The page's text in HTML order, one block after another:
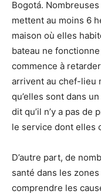
Bogotá.
mettent au moins 6
maison où elles
bateau ne
commence à
arrivent au chef-lieu
qu’elles sont dans
dit qu’il n’y a pas
le service dont elles
D’autre part, de
santé dans les
comprendre les